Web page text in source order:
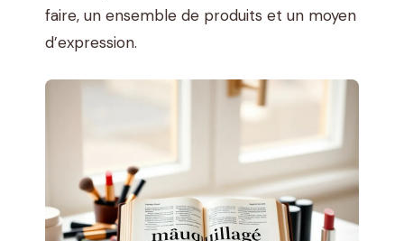
faire, un ensemble de produits et un moyen
d’expression.